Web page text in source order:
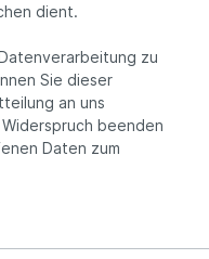
dient.
zu
Sie dieser
an uns
beenden
Daten zum